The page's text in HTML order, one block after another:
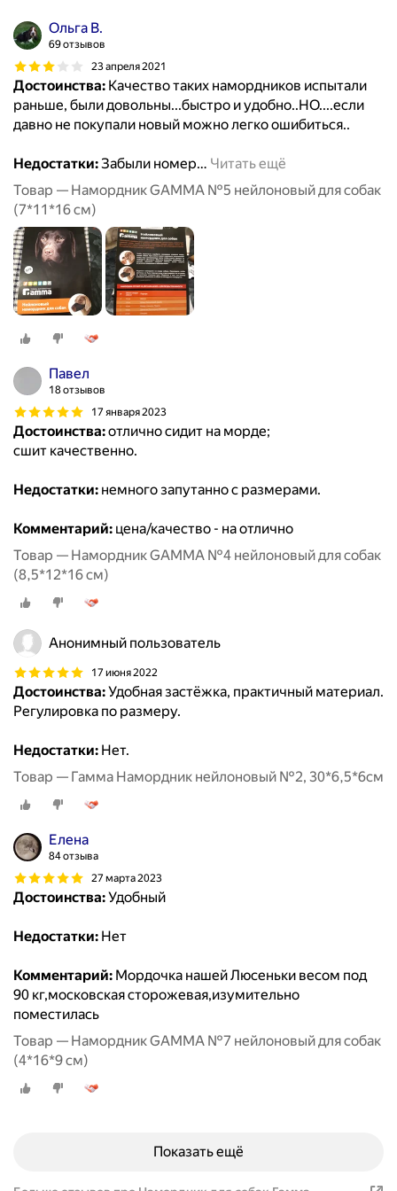
Ольга В.
69 отзывов
23 апреля 2021
Достоинства: Качество таких намордников испытали
раньше, были довольны...быстро и удобно..НО....если
давно не покупали новый можно легко ошибиться..
Недостатки:Забыли номер… Читать ещё
Товар — Намордник GAMMA №5 нейлоновый для собак
(7*11*16 см)
Павел
18 отзывов
17 января 2023
Достоинства:отлично сидит на морде;
сшит качественно.
Недостатки: немного запутанно с размерами.
Комментарий: цена/качество - на отлично
Товар — Намордник GAMMA №4 нейлоновый для собак
(8,5*12*16 см)
Анонимный пользователь
17 июня 2022
Достоинства:Удобная застёжка, практичный материал.
Регулировка по размеру.
Недостатки: Нет.
Товар — Гамма Намордник нейлоновый №2, 30*6,5*6см
Елена
84 отзыва
27 марта 2023
Достоинства:Удобный
Недостатки: Нет
Комментарий: Мордочка нашей Люсеньки весом под
90 кг,московская сторожевая,изумительно
поместилась
Товар — Намордник GAMMA №7 нейлоновый для собак
(4*16*9 см)
Показать ещё